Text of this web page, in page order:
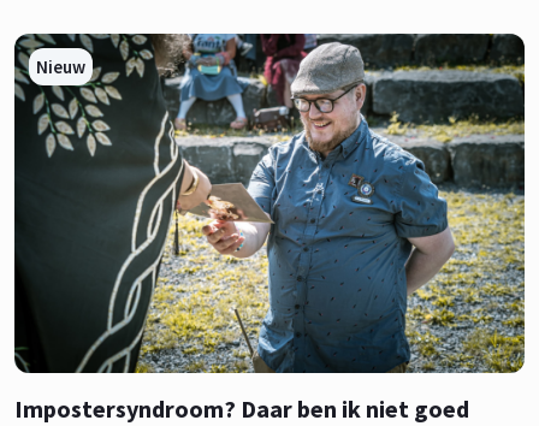
Nieuw
Impostersyndroom? Daar ben ik niet goed